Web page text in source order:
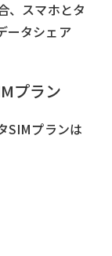
、スマホとタ
ータシェア
プラン
SIMプランは